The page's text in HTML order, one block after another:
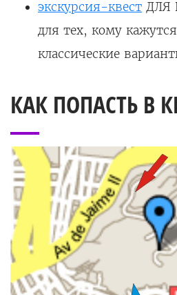
экскурсия-квест ДЛЯ
для тех, кому
классические
КАК ПОПАСТЬ В